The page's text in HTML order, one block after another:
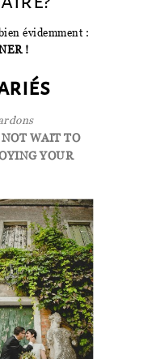
évidemment :
!
WAIT TO
YOUR